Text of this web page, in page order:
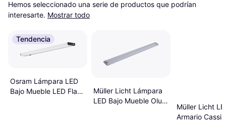
Hemos seleccionado una serie de productos que podrían
interesarte. Mostrar todo
Tendencia
Osram Lámpara LED
Bajo Mueble LED Flat
Müller Licht Lámpara
LED Bajo Mueble Olus
Müller Licht
Armario